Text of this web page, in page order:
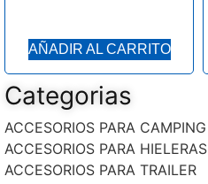
Categorias
ACCESORIOS PARA CAMPING
ACCESORIOS PARA HIELERAS
ACCESORIOS PARA TRAILER
AÑADIR AL CARRITO